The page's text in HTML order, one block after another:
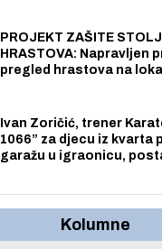
PROJEKT ZAŠITE
HRASTOVA: Napravljen
pregled hrastova na
Ivan Zoričić, trener
1066” za djecu iz kvarta
garažu u igraonicu,
Kolumne